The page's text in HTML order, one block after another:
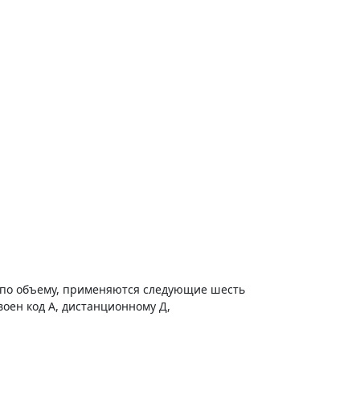
объему, применяются следующие шесть
код А, дистанционному Д,